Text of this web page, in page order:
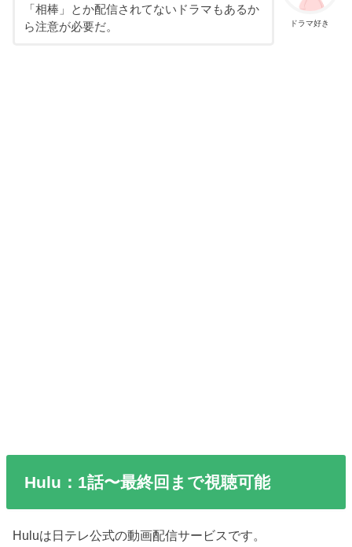
ドラマ好き
「相棒」とか配信されてないドラマもあるか
ら注意が必要だ。
Hulu：1話〜最終回まで視聴可能
Huluは日テレ公式の動画配信サービスです。